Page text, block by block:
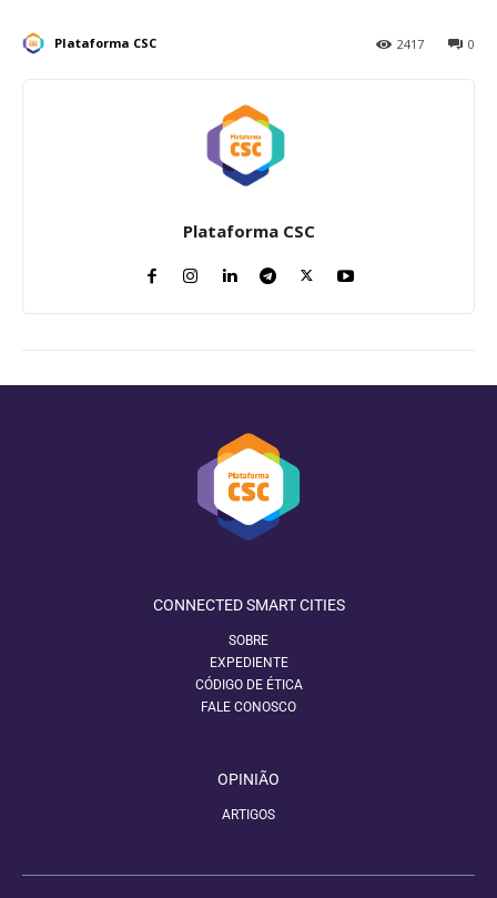
Plataforma CSC 0
2417
Plataforma CSC
CONNECTED SMART CITIES
SOBRE
EXPEDIENTE
CÓDIGO DE ÉTICA
FALE CONOSCO
OPINIÃO
ARTIGOS